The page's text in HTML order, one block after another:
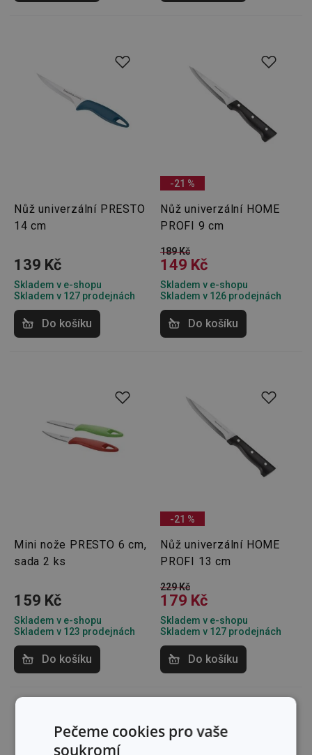
Nůž univerzální PRESTO
14 cm
139 Kč
Skladem v e-shopu
Skladem v 127 prodejnách
Do košíku
-21 %
Nůž univerzální HOME
PROFI 9 cm
189 Kč
149 Kč
Skladem v e-shopu
Skladem v 126 prodejnách
Do košíku
Mini nože PRESTO 6 cm,
sada 2 ks
159 Kč
Skladem v e-shopu
Skladem v 123 prodejnách
Do košíku
-21 %
Nůž univerzální HOME
PROFI 13 cm
229 Kč
179 Kč
Skladem v e-shopu
Skladem v 127 prodejnách
Do košíku
Pečeme cookies pro vaše
soukromí